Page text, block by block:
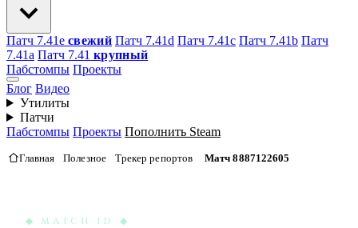
Патч 7.41e свежий Патч 7.41d Патч 7.41c Патч 7.41b Патч
7.41а Патч 7.41 крупный
Пабстомпы Проекты
Блог Видео
Утилиты
Патчи
Пабстомпы Проекты Пополнить Steam
Главная Полезное Трекер репортов Матч 8887122605
◆ MATCH ID ◆